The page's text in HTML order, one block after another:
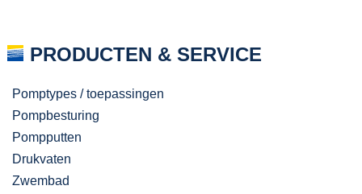
PRODUCTEN & SERVICE
Pomptypes / toepassingen
Pompbesturing
Pompputten
Drukvaten
Zwembad